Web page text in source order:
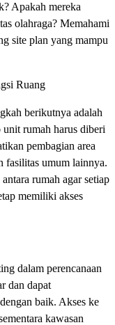
Apakah mereka
olahraga? Memahami
site plan yang mampu
Ruang
berikutnya adalah
unit rumah harus diberi
pembagian area
fasilitas umum lainnya.
rumah agar setiap
memiliki akses
dalam perencanaan
dan dapat
baik. Akses ke
kawasan